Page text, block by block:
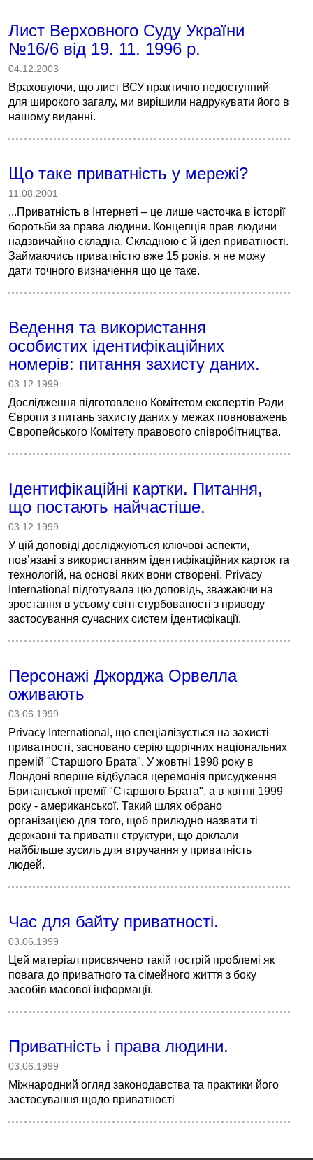
Лист Верховного Суду України
№16/6 від 19. 11. 1996 р.
04.12.2003
Враховуючи, що лист ВСУ практично недоступний
для широкого загалу, ми вирішили надрукувати його в
нашому виданні.
Що таке приватність у мережі?
11.08.2001
...Приватність в Інтернеті – це лише часточка в історії
боротьби за права людини. Концепція прав людини
надзвичайно складна. Складною є й ідея приватності.
Займаючись приватністю вже 15 років, я не можу
дати точного визначення що це таке.
Ведення та використання
особистих ідентифікаційних
номерів: питання захисту даних.
03.12.1999
Дослідження підготовлено Комітетом експертів Ради
Європи з питань захисту даних у межах повноважень
Європейського Комітету правового співробітництва.
Ідентифікаційні картки. Питання,
що постають найчастіше.
03.12.1999
У цій доповіді досліджуються ключові аспекти,
пов’язані з використанням ідентифікаційних карток та
технологій, на основі яких вони створені. Privacy
International підготувала цю доповідь, зважаючи на
зростання в усьому світі стурбованості з приводу
застосування сучасних систем ідентифікації.
Персонажі Джорджа Орвелла
оживають
03.06.1999
Privacy International, що спеціалізується на захисті
приватності, засновано серію щорічних національних
премій "Старшого Брата". У жовтні 1998 року в
Лондоні вперше відбулася церемонія присудження
Британської премії "Старшого Брата", а в квітні 1999
року - американської. Такий шлях обрано
організацією для того, щоб прилюдно назвати ті
державні та приватні структури, що доклали
найбільше зусиль для втручання у приватність
людей.
Час для байту приватності.
03.06.1999
Цей матеріал присвячено такій гострій проблемі як
повага до приватного та сімейного життя з боку
засобів масової інформації.
Приватність і права людини.
03.06.1999
Міжнародний огляд законодавства та практики його
застосування щодо приватності